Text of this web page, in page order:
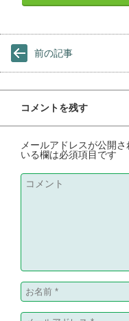
前の記事
コメントを残す
メールアドレスが公開さ
いる欄は必須項目です